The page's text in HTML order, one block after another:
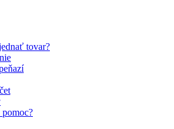
tovar?